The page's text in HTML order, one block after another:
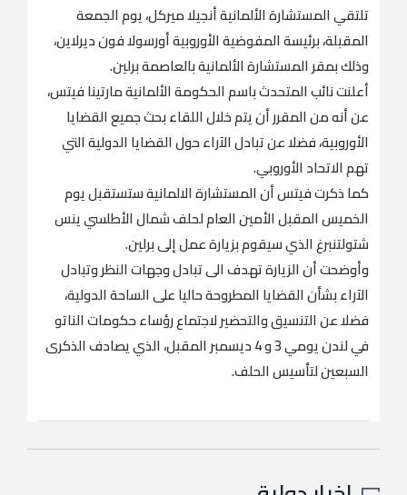
تلتقي المستشارة الألمانية أنجيلا ميركل، يوم الجمعة
المقبلة، برئيسة المفوضية الأوروبية أورسولا فون ديرلاين،
وذلك بمقر المستشارة الألمانية بالعاصمة برلين.
أعلنت نائب المتحدث باسم الحكومة الألمانية مارتينا فيتس،
عن أنه من المقرر أن يتم خلال اللقاء بحث جميع القضايا
الأوروبية، فضلا عن تبادل الآراء حول القضايا الدولية التي
تهم الاتحاد الأوروبي.
كما ذكرت فيتس أن المستشارة الالمانية ستستقبل يوم
الخميس المقبل الأمين العام لحلف شمال الأطلسي ينس
شتولتنبرغ الذي سيقوم بزيارة عمل إلى برلين.
وأوضحت أن الزيارة تهدف الى تبادل وجهات النظر وتبادل
الآراء بشأن القضايا المطروحة حاليا على الساحة الدولية،
فضلا عن التنسيق والتحضير لاجتماع رؤساء حكومات الناتو
في لندن يومي 3 و 4 ديسمبر المقبل، الذي يصادف الذكرى
السبعين لتأسيس الحلف.